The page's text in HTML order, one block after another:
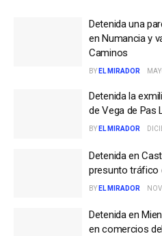
Detenida una
en Numancia y
Caminos
BY EL MIRADOR
Detenida la
de Vega de Pas
BY EL MIRADOR
Detenida en
presunto tráfico
BY EL MIRADOR
Detenida en
en comercios